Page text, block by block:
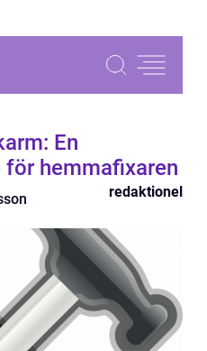
En
hemmafixaren
redaktionel